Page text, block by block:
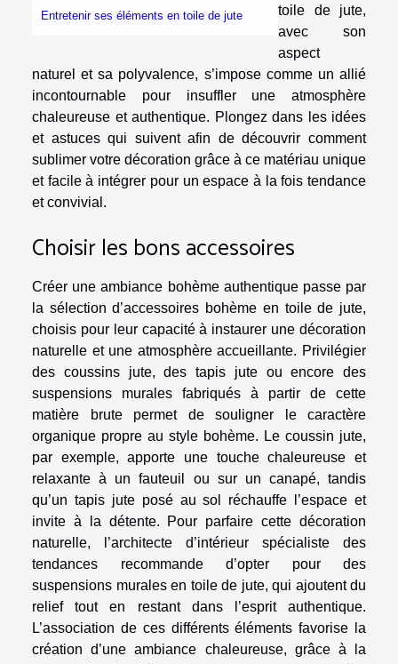
Entretenir ses éléments en toile de jute
toile de jute,
avec son
aspect
naturel et sa polyvalence, s’impose comme un allié
incontournable pour insuffler une atmosphère
chaleureuse et authentique. Plongez dans les idées
et astuces qui suivent afin de découvrir comment
sublimer votre décoration grâce à ce matériau unique
et facile à intégrer pour un espace à la fois tendance
et convivial.
Choisir les bons accessoires
Créer une ambiance bohème authentique passe par
la sélection d’accessoires bohème en toile de jute,
choisis pour leur capacité à instaurer une décoration
naturelle et une atmosphère accueillante. Privilégier
des coussins jute, des tapis jute ou encore des
suspensions murales fabriqués à partir de cette
matière brute permet de souligner le caractère
organique propre au style bohème. Le coussin jute,
par exemple, apporte une touche chaleureuse et
relaxante à un fauteuil ou sur un canapé, tandis
qu’un tapis jute posé au sol réchauffe l’espace et
invite à la détente. Pour parfaire cette décoration
naturelle, l’architecte d’intérieur spécialiste des
tendances recommande d’opter pour des
suspensions murales en toile de jute, qui ajoutent du
relief tout en restant dans l’esprit authentique.
L’association de ces différents éléments favorise la
création d’une ambiance chaleureuse, grâce à la